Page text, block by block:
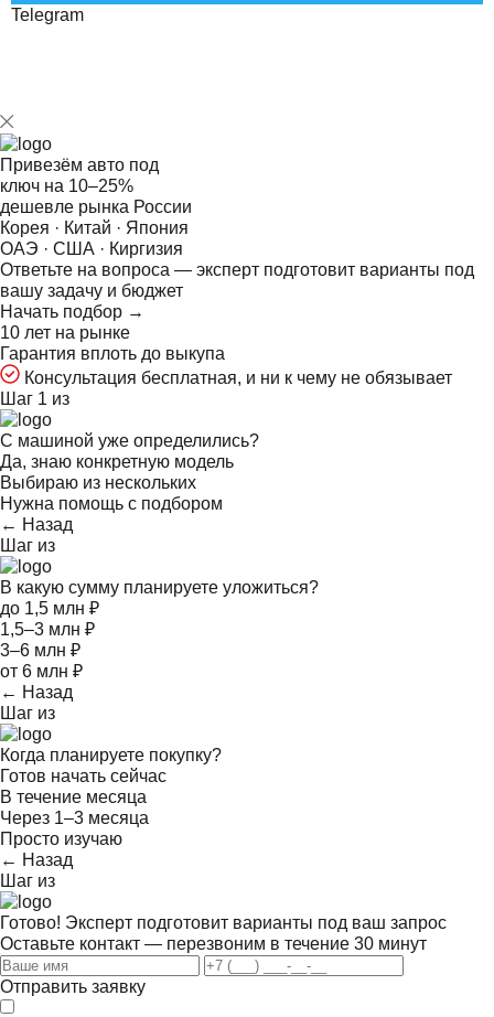
Telegram
Привезём авто под
ключ на 10–25%
дешевле рынка России
Корея · Китай · Япония
ОАЭ · США · Киргизия
Ответьте на вопроса — эксперт подготовит варианты под
вашу задачу и бюджет
Начать подбор →
10 лет на рынке
Гарантия вплоть до выкупа
Консультация бесплатная, и ни к чему не обязывает
Шаг 1 из
С машиной уже определились?
Да, знаю конкретную модель
Выбираю из нескольких
Нужна помощь с подбором
← Назад
Шаг из
В какую сумму планируете уложиться?
до 1,5 млн ₽
1,5–3 млн ₽
3–6 млн ₽
от 6 млн ₽
← Назад
Шаг из
Когда планируете покупку?
Готов начать сейчас
В течение месяца
Через 1–3 месяца
Просто изучаю
← Назад
Шаг из
Готово! Эксперт подготовит варианты под ваш запрос
Оставьте контакт — перезвоним в течение 30 минут
Отправить заявку